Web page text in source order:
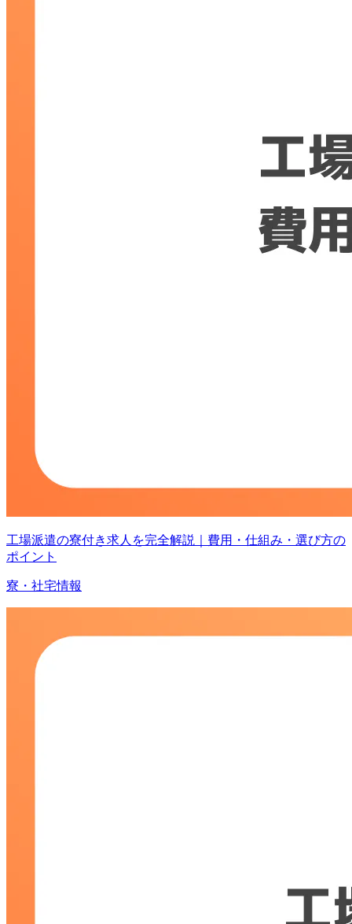
工場派遣の寮付き求人を完全解説｜費用・仕組み・選び方の
ポイント
寮・社宅情報